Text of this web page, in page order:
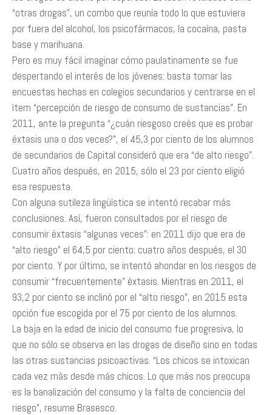
“otras drogas”, un combo que reunía todo lo que estuviera
por fuera del alcohol, los psicofármacos, la cocaína, pasta
base y marihuana.
Pero es muy fácil imaginar cómo paulatinamente se fue
despertando el interés de los jóvenes: basta tomar las
encuestas hechas en colegios secundarios y centrarse en el
ítem “percepción de riesgo de consumo de sustancias”. En
2011, ante la pregunta “¿cuán riesgoso creés que es probar
éxtasis una o dos veces?”, el 45,3 por ciento de los alumnos
de secundarios de Capital consideró que era “de alto riesgo”.
Cuatro años después, en 2015, sólo el 23 por ciento eligió
esa respuesta.
Con alguna sutileza lingüística se intentó recabar más
conclusiones. Así, fueron consultados por el riesgo de
consumir éxtasis “algunas veces”: en 2011 dijo que era de
“alto riesgo” el 64,5 por ciento; cuatro años después, el 30
por ciento. Y por último, se intentó ahondar en los riesgos de
consumir “frecuentemente” éxtasis. Mientras en 2011, el
93,2 por ciento se inclinó por el “alto riesgo”, en 2015 esta
opción fue escogida por el 75 por ciento de los alumnos.
La baja en la edad de inicio del consumo fue progresiva, lo
que no sólo se observa en las drogas de diseño sino en todas
las otras sustancias psicoactivas. “Los chicos se intoxican
cada vez más desde más chicos. Lo que más nos preocupa
es la banalización del consumo y la falta de conciencia del
riesgo”, resume Brasesco.